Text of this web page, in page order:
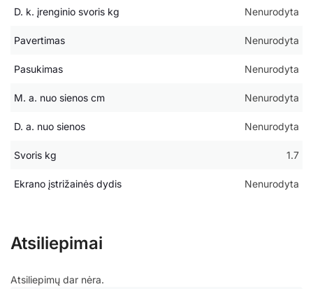
D. k. įrenginio svoris kg Nenurodyta
Pavertimas Nenurodyta
Pasukimas Nenurodyta
M. a. nuo sienos cm Nenurodyta
D. a. nuo sienos Nenurodyta
Svoris kg 1.7
Ekrano įstrižainės dydis Nenurodyta
Atsiliepimai
Atsiliepimų dar nėra.